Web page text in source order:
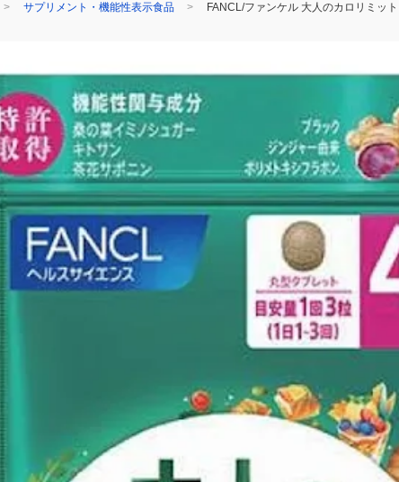
サプリメント・機能性表示食品 FANCL/ファンケル 大人のカロリミッ